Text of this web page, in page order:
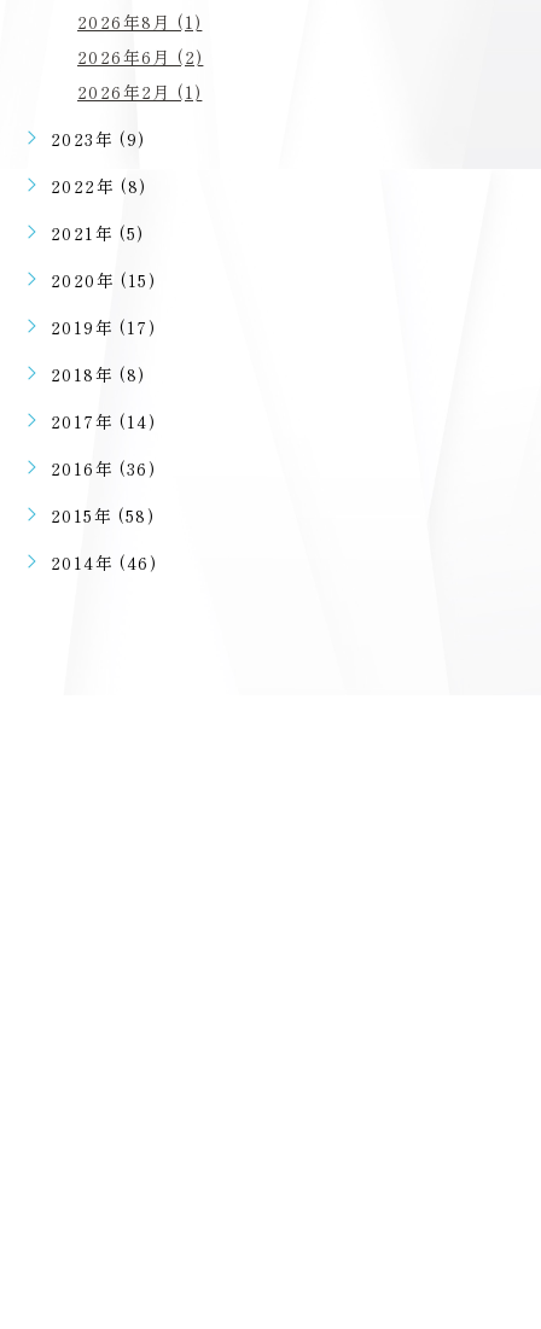
2026年8月 (1)
2026年6月 (2)
2026年2月 (1)
2023年 (9)
2022年 (8)
2021年 (5)
2020年 (15)
2019年 (17)
2018年 (8)
2017年 (14)
2016年 (36)
2015年 (58)
2014年 (46)